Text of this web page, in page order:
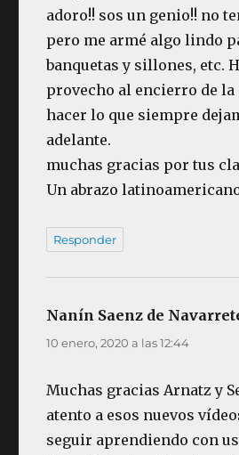
adoro!! sos un genio!! no
pero me armé algo lindo
banquetas y sillones, etc.
provecho al encierro de la
hacer lo que siempre
adelante.
muchas gracias por tus
Un abrazo
Responder
Nanín Saenz de
10 enero, 2020 a las 12:44
Muchas gracias Arnatz y
atento a esos nuevos
seguir aprendiendo con